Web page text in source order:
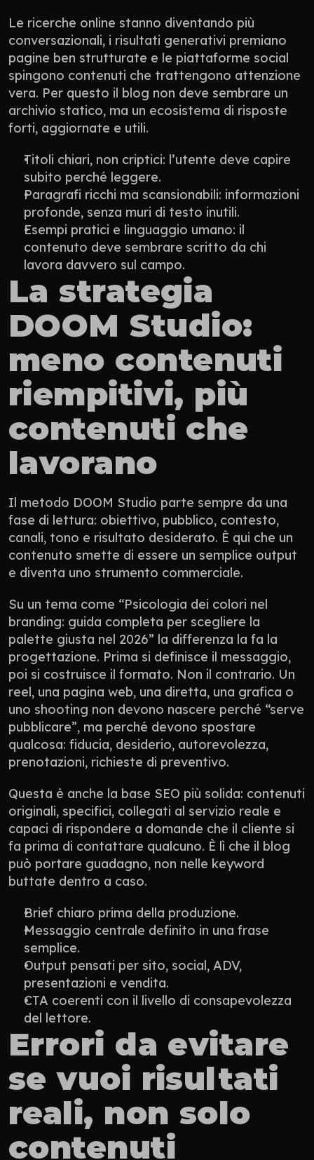
Le ricerche online stanno diventando più
conversazionali, i risultati generativi premiano
pagine ben strutturate e le piattaforme social
spingono contenuti che trattengono attenzione
vera. Per questo il blog non deve sembrare un
archivio statico, ma un ecosistema di risposte
forti, aggiornate e utili.
Titoli chiari, non criptici: l’utente deve capire
subito perché leggere.
Paragrafi ricchi ma scansionabili: informazioni
profonde, senza muri di testo inutili.
Esempi pratici e linguaggio umano: il
contenuto deve sembrare scritto da chi
lavora davvero sul campo.
La strategia
DOOM Studio:
meno contenuti
riempitivi, più
contenuti che
lavorano
Il metodo DOOM Studio parte sempre da una
fase di lettura: obiettivo, pubblico, contesto,
canali, tono e risultato desiderato. È qui che un
contenuto smette di essere un semplice output
e diventa uno strumento commerciale.
Su un tema come “Psicologia dei colori nel
branding: guida completa per scegliere la
palette giusta nel 2026” la differenza la fa la
progettazione. Prima si definisce il messaggio,
poi si costruisce il formato. Non il contrario. Un
reel, una pagina web, una diretta, una grafica o
uno shooting non devono nascere perché “serve
pubblicare”, ma perché devono spostare
qualcosa: fiducia, desiderio, autorevolezza,
prenotazioni, richieste di preventivo.
Questa è anche la base SEO più solida: contenuti
originali, specifici, collegati al servizio reale e
capaci di rispondere a domande che il cliente si
fa prima di contattare qualcuno. È lì che il blog
può portare guadagno, non nelle keyword
buttate dentro a caso.
Brief chiaro prima della produzione.
Messaggio centrale definito in una frase
semplice.
Output pensati per sito, social, ADV,
presentazioni e vendita.
CTA coerenti con il livello di consapevolezza
del lettore.
Errori da evitare
se vuoi risultati
reali, non solo
contenuti